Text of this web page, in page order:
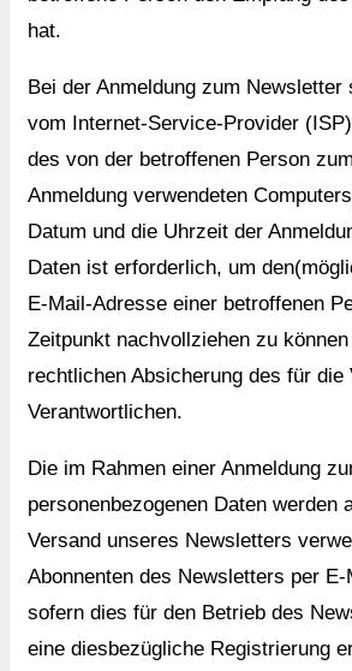
hat.
Bei der Anmeldung zum
vom Internet-Service-Provider
des von der betroffenen Person
Anmeldung verwendeten
Datum und die Uhrzeit der
Daten ist erforderlich, um
E-Mail-Adresse einer betroffenen
Zeitpunkt nachvollziehen zu
rechtlichen Absicherung des für die
Verantwortlichen.
Die im Rahmen einer Anmeldung
personenbezogenen Daten werden
Versand unseres Newsletters
Abonnenten des Newsletters per
sofern dies für den Betrieb des
eine diesbezügliche Registrierung